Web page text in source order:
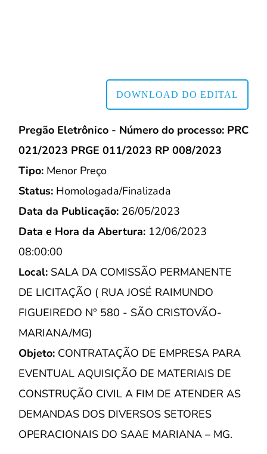
DOWNLOAD DO EDITAL
Pregão Eletrônico - Número do processo: PRC
021/2023 PRGE 011/2023 RP 008/2023
Tipo: Menor Preço
Status: Homologada/Finalizada
Data da Publicação: 26/05/2023
Data e Hora da Abertura: 12/06/2023
08:00:00
Local: SALA DA COMISSÃO PERMANENTE
DE LICITAÇÃO ( RUA JOSÉ RAIMUNDO
FIGUEIREDO N° 580 - SÃO CRISTOVÃO-
MARIANA/MG)
Objeto: CONTRATAÇÃO DE EMPRESA PARA
EVENTUAL AQUISIÇÃO DE MATERIAIS DE
CONSTRUÇÃO CIVIL A FIM DE ATENDER AS
DEMANDAS DOS DIVERSOS SETORES
OPERACIONAIS DO SAAE MARIANA – MG.